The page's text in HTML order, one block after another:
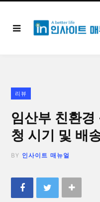
리뷰
임산부 친환경
청 시기 및 배
BY 인사이트 매뉴얼